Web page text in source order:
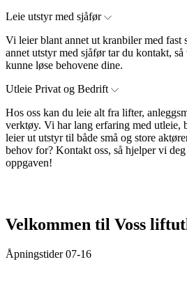
Leie utstyr med sjåfør
Vi leier blant annet ut kranbiler med fast
annet utstyr med sjåfør tar du kontakt,
kunne løse behovene dine.
Utleie Privat og Bedrift
Hos oss kan du leie alt fra lifter,
verktøy. Vi har lang erfaring med utleie,
leier ut utstyr til både små og store
behov for? Kontakt oss, så hjelper vi
oppgaven!
Velkommen til Voss
Åpningstider 07-16